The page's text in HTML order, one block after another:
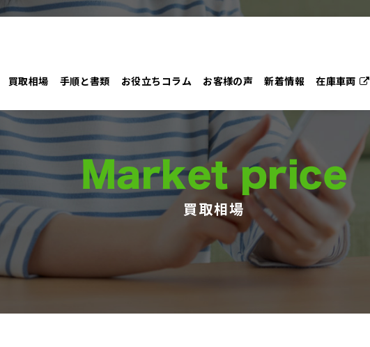
買取相場 手順と書類 お役立ちコラム お客様の声 新着情報 在庫車両
Market price
買取相場